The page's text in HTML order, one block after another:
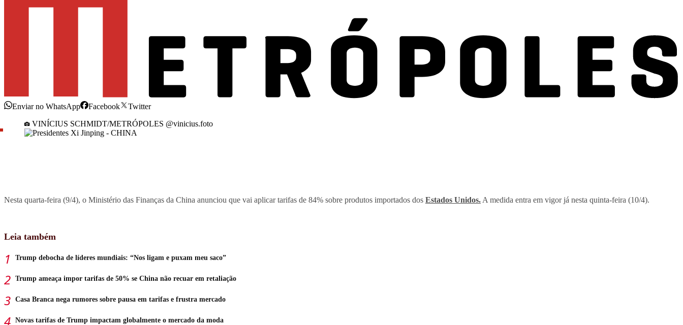
Enviar no WhatsApp Facebook
Twitter
VINÍCIUS SCHMIDT/METRÓPOLES @vinicius.foto
Nesta quarta-feira (9/4), o Ministério das Finanças da China anunciou que vai aplicar tarifas de 84% sobre produtos importados dos Estados Unidos. A medida entra em vigor já nesta quinta-feira (10/4).
Leia também
Trump debocha de líderes mundiais: “Nos ligam e puxam meu saco”
Trump ameaça impor tarifas de 50% se China não recuar em retaliação
Casa Branca nega rumores sobre pausa em tarifas e frustra mercado
Novas tarifas de Trump impactam globalmente o mercado da moda